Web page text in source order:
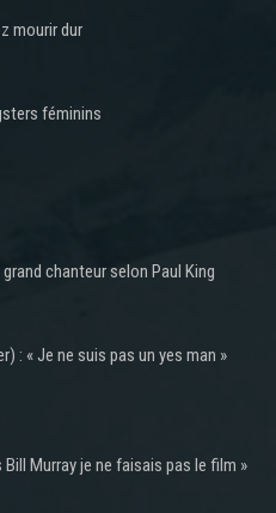
mourir dur
féminins
chanteur selon Paul King
: « Je ne suis pas un yes man »
Murray je ne faisais pas le film »